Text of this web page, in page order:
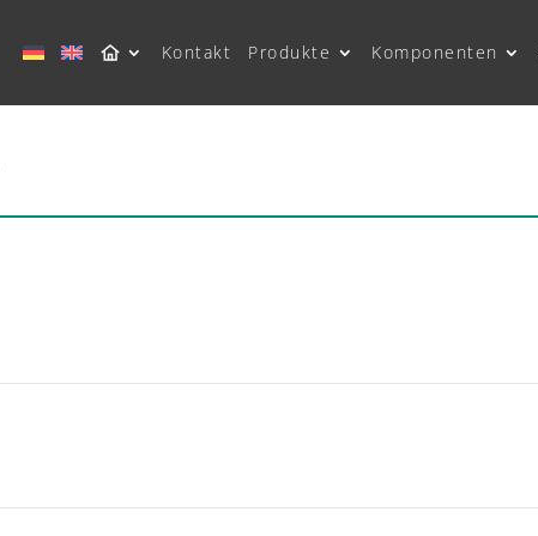
Kontakt Produkte Komponenten